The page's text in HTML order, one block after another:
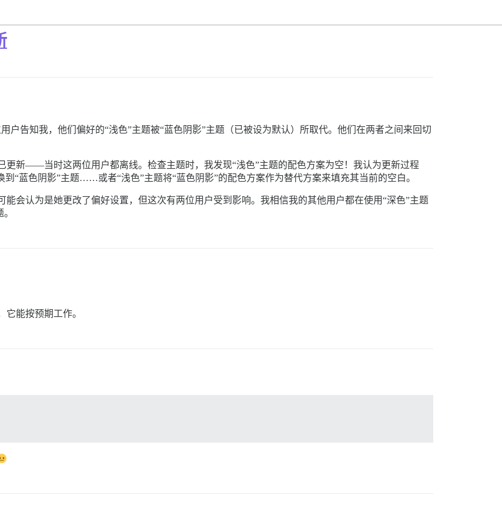
户告知我，他们偏好的“浅色”主题被“蓝色阴影”主题（已被设为默认）所取代。他们在两者之间来回切
更新——当时这两位用户都离线。检查主题时，我发现“浅色”主题的配色方案为空！我认为更新过程
“蓝色阴影”主题……或者“浅色”主题将“蓝色阴影”的配色方案作为替代方案来填充其当前的空白。
会认为是她更改了偏好设置，但这次有两位用户受到影响。我相信我的其他用户都在使用“深色”主题
能按预期工作。